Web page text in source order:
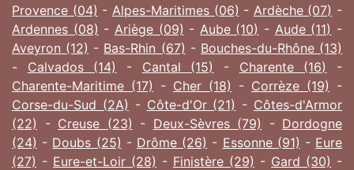
Provence (04) - Alpes-Maritimes (06) - Ardèche (07) -
Ardennes (08) - Ariège (09) - Aube (10) - Aude (11) -
Aveyron (12) - Bas-Rhin (67) - Bouches-du-Rhône (13)
- Calvados (14) - Cantal (15) - Charente (16)
-
Charente-Maritime (17) - Cher (18) - Corrèze (19) -
Corse-du-Sud (2A) - Côte-d'Or (21) - Côtes-d'Armor
(22) - Creuse (23) - Deux-Sèvres (79) - Dordogne
(24) - Doubs (25) - Drôme (26) - Essonne (91) - Eure
(27) - Eure-et-Loir (28) - Finistère (29) - Gard (30) -